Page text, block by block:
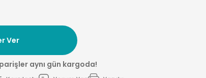
Ver
aynı gün kargoda!